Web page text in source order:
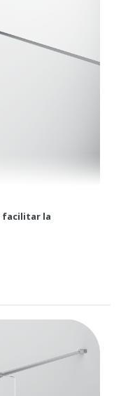
facilitar la